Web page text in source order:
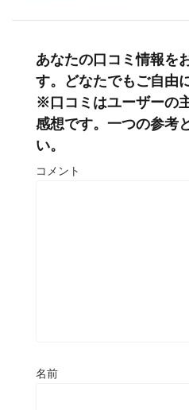
あなたの口コミ情報を
す。どなたでもご自由
※口コミはユーザーの
感想です。一つの参考
い。
コメント
名前